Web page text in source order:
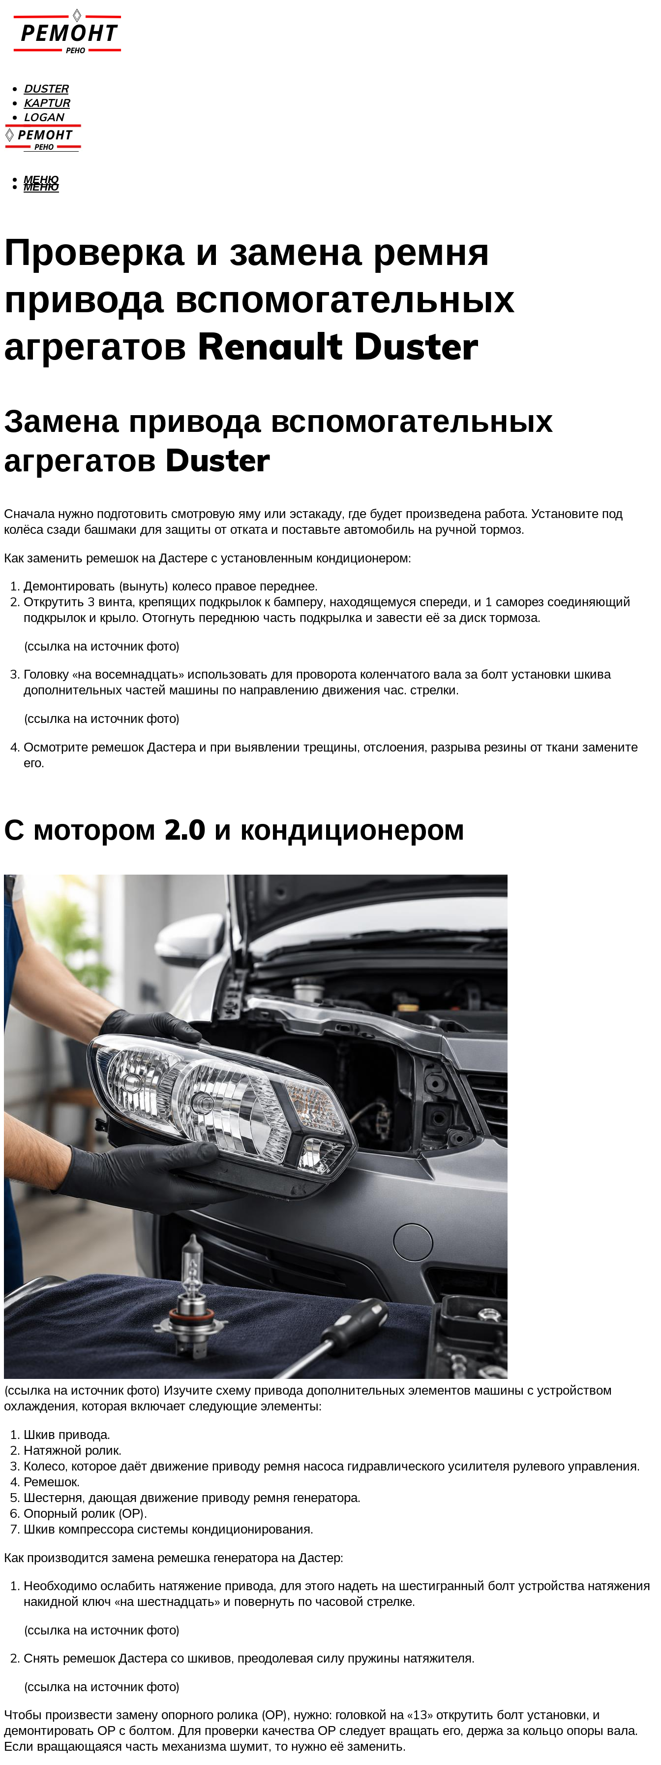
DUSTER
KAPTUR
LOGAN
MEGANE
SANDERO
МЕНЮ
МЕНЮ
Проверка и замена ремня
привода вспомогательных
агрегатов Renault Duster
Замена привода вспомогательных
агрегатов Duster
Сначала нужно подготовить смотровую яму или эстакаду, где будет произведена работа. Установите под
колёса сзади башмаки для защиты от отката и поставьте автомобиль на ручной тормоз.
Как заменить ремешок на Дастере с установленным кондиционером:
Демонтировать (вынуть) колесо правое переднее.
Открутить 3 винта, крепящих подкрылок к бамперу, находящемуся спереди, и 1 саморез соединяющий
подкрылок и крыло. Отогнуть переднюю часть подкрылка и завести её за диск тормоза.
(ссылка на источник фото)
Головку «на восемнадцать» использовать для проворота коленчатого вала за болт установки шкива
дополнительных частей машины по направлению движения час. стрелки.
(ссылка на источник фото)
Осмотрите ремешок Дастера и при выявлении трещины, отслоения, разрыва резины от ткани замените
его.
С мотором 2.0 и кондиционером
(ссылка на источник фото) Изучите схему привода дополнительных элементов машины с устройством
охлаждения, которая включает следующие элементы:
Шкив привода.
Натяжной ролик.
Колесо, которое даёт движение приводу ремня насоса гидравлического усилителя рулевого управления.
Ремешок.
Шестерня, дающая движение приводу ремня генератора.
Опорный ролик (ОР).
Шкив компрессора системы кондиционирования.
Как производится замена ремешка генератора на Дастер:
Необходимо ослабить натяжение привода, для этого надеть на шестигранный болт устройства натяжения
накидной ключ «на шестнадцать» и повернуть по часовой стрелке.
(ссылка на источник фото)
Снять ремешок Дастера со шкивов, преодолевая силу пружины натяжителя.
(ссылка на источник фото)
Чтобы произвести замену опорного ролика (ОР), нужно: головкой на «13» открутить болт установки, и
демонтировать ОР с болтом. Для проверки качества ОР следует вращать его, держа за кольцо опоры вала.
Если вращающаяся часть механизма шумит, то нужно её заменить.